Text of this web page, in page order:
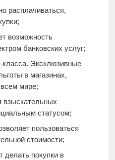
расплачиваться,
возможность
банковских услуг;
Эксклюзивные
в магазинах,
мире;
взыскательных
статусом;
пользоваться
стоимости;
делать покупки в